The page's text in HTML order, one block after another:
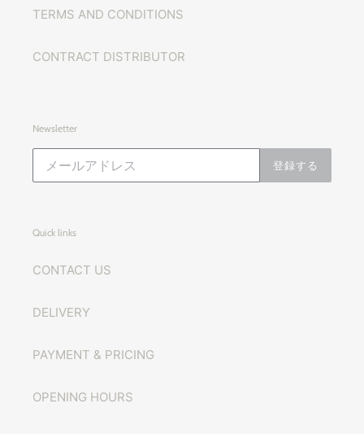
TERMS AND CONDITIONS
CONTRACT DISTRIBUTOR
Newsletter
登録する
Quick links
CONTACT US
DELIVERY
PAYMENT & PRICING
OPENING HOURS